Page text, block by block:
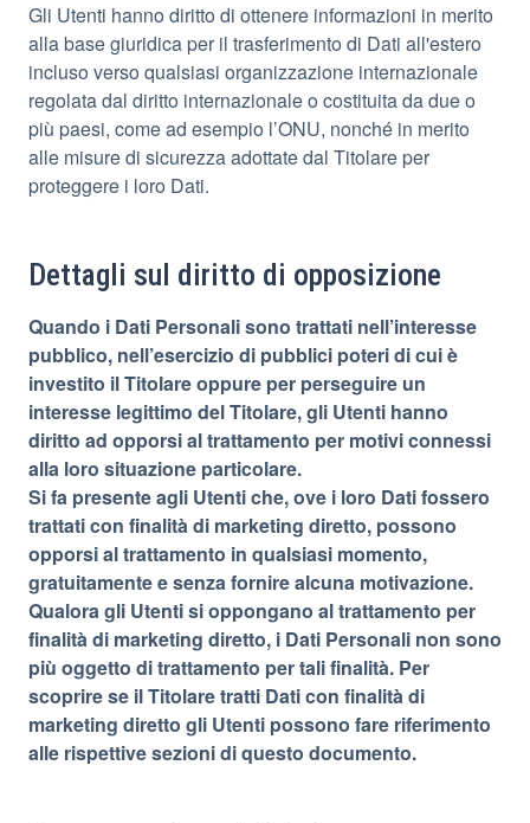
Gli Utenti hanno diritto di ottenere informazioni in merito
alla base giuridica per il trasferimento di Dati all'estero
incluso verso qualsiasi organizzazione internazionale
regolata dal diritto internazionale o costituita da due o
più paesi, come ad esempio l’ONU, nonché in merito
alle misure di sicurezza adottate dal Titolare per
proteggere i loro Dati.
Dettagli sul diritto di opposizione
Quando i Dati Personali sono trattati nell’interesse
pubblico, nell’esercizio di pubblici poteri di cui è
investito il Titolare oppure per perseguire un
interesse legittimo del Titolare, gli Utenti hanno
diritto ad opporsi al trattamento per motivi connessi
alla loro situazione particolare.
Si fa presente agli Utenti che, ove i loro Dati fossero
trattati con finalità di marketing diretto, possono
opporsi al trattamento in qualsiasi momento,
gratuitamente e senza fornire alcuna motivazione.
Qualora gli Utenti si oppongano al trattamento per
finalità di marketing diretto, i Dati Personali non sono
più oggetto di trattamento per tali finalità. Per
scoprire se il Titolare tratti Dati con finalità di
marketing diretto gli Utenti possono fare riferimento
alle rispettive sezioni di questo documento.